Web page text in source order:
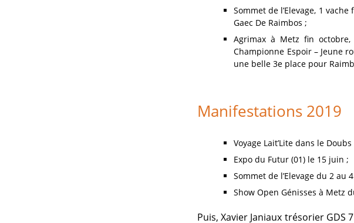
Sommet de l’Elevage, 1
Gaec De Raimbos ;
Agrimax à Metz fin
Championne Espoir – Jeune
une belle 3e place pour
Manifestations 2019
Voyage Lait’Lite dans le
Expo du Futur (01) le 15 juin ;
Sommet de l’Elevage du 2 au
Show Open Génisses à Metz
Puis, Xavier Janiaux trésorier